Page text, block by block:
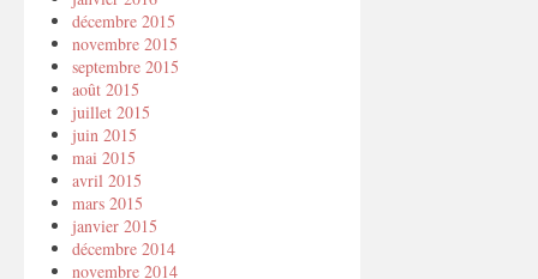
décembre 2015
novembre 2015
septembre 2015
août 2015
juillet 2015
juin 2015
mai 2015
avril 2015
mars 2015
janvier 2015
décembre 2014
novembre 2014